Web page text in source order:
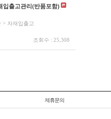
입출고관리(반품포함)
> 자재입출고
조회수 : 25,308
제휴문의